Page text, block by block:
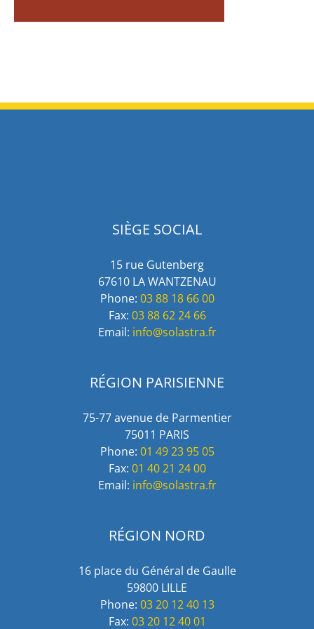
SIÈGE SOCIAL
15 rue Gutenberg
67610 LA WANTZENAU
Phone: 03 88 18 66 00
Fax: 03 88 62 24 66
Email: info@solastra.fr
RÉGION PARISIENNE
75-77 avenue de Parmentier
75011 PARIS
Phone: 01 49 23 95 05
Fax: 01 40 21 24 00
Email: info@solastra.fr
RÉGION NORD
16 place du Général de Gaulle
59800 LILLE
Phone: 03 20 12 40 13
Fax: 03 20 12 40 01